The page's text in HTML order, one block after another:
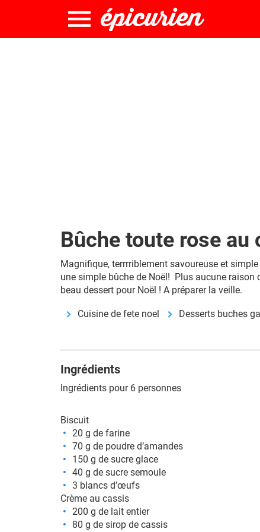
Bûche toute rose au
Magnifique, terrrriblement savoureuse et
une simple bûche de Noël! Plus aucune raison
beau dessert pour Noël ! A préparer la veille.
Cuisine de fete noel Desserts buches
Ingrédients
Ingrédients pour 6 personnes
Biscuit
20 g de farine
70 g de poudre d’amandes
150 g de sucre glace
40 g de sucre semoule
3 blancs d’œufs
Crème au cassis
200 g de lait entier
80 g de sirop de cassis